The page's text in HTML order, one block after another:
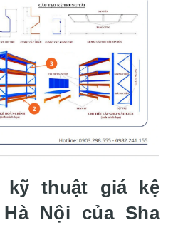
kỹ thuật giá kệ
Nội của Sha